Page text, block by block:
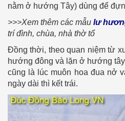
nằm ở hướng Tây) dùng để
>>>Xem thêm các mẫu lư
trí đình, chùa, nhà thờ tổ
Đồng thời, theo quan niệm từ
hướng đông và lặn ở hướng
cũng là lúc muôn hoa đua nở
ngày dài thì kết trái.